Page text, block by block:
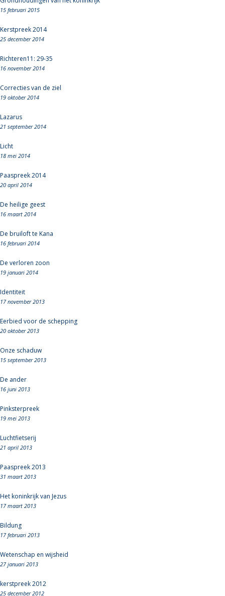
15 februari 2015
Kerstpreek 2014
25 december 2014
Richteren11: 29-35
16 november 2014
Correcties van de ziel
19 oktober 2014
Lazarus
21 september 2014
Licht
18 mei 2014
Paaspreek 2014
20 april 2014
De heilige geest
16 maart 2014
De bruiloft te Kana
16 februari 2014
De verloren zoon
19 januari 2014
Identiteit
17 november 2013
Eerbied voor de schepping
20 oktober 2013
Onze schaduw
15 september 2013
De ander
16 juni 2013
Pinksterpreek
19 mei 2013
Luchtfietserij
21 april 2013
Paaspreek 2013
31 maart 2013
Het koninkrijk van Jezus
17 maart 2013
Bildung
17 februari 2013
Wetenschap en wijsheid
27 januari 2013
kerstpreek 2012
25 december 2012